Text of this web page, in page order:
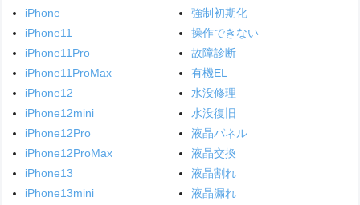
iPhone
iPhone11
iPhone11Pro
iPhone11ProMax
iPhone12
iPhone12mini
iPhone12Pro
iPhone12ProMax
iPhone13
iPhone13mini
強制初期化
操作できない
故障診断
有機EL
水没修理
水没復旧
液晶パネル
液晶交換
液晶割れ
液晶漏れ